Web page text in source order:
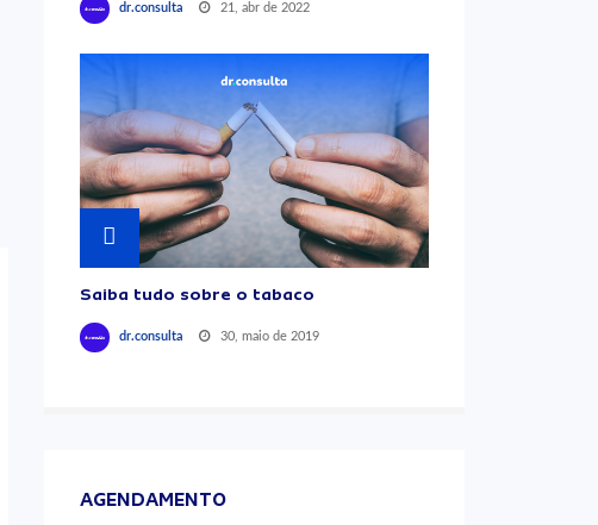
dr.consulta 21, abr de 2022
Saiba tudo sobre o tabaco
dr.consulta 30, maio de 2019
AGENDAMENTO